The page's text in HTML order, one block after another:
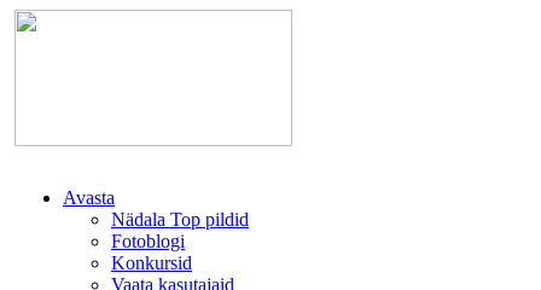
Avasta
Nädala Top pildid
Fotoblogi
Konkursid
Vaata kasutajaid